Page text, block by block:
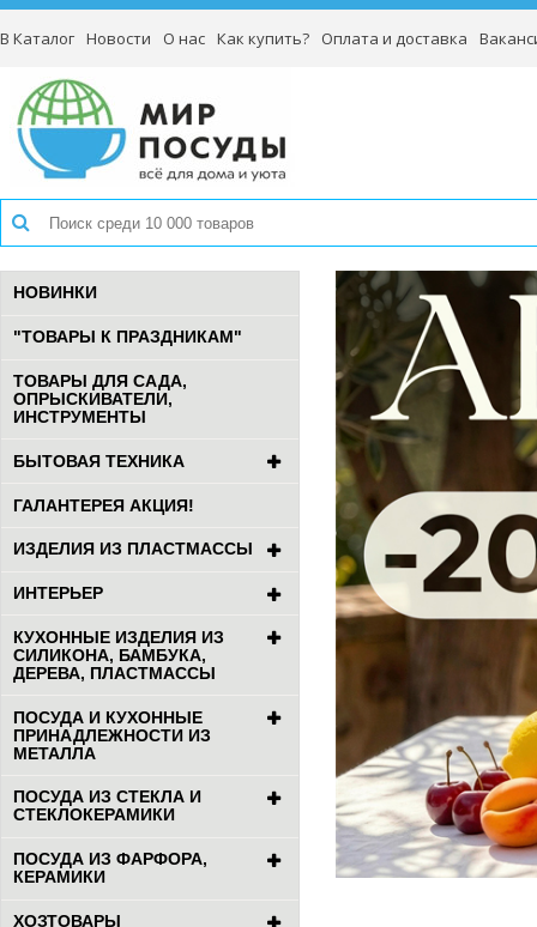
В Каталог Новости О нас Как купить? Оплата и доставка
НОВИНКИ
"ТОВАРЫ К ПРАЗДНИКАМ"
ТОВАРЫ ДЛЯ САДА,
ОПРЫСКИВАТЕЛИ,
ИНСТРУМЕНТЫ
БЫТОВАЯ ТЕХНИКА
ГАЛАНТЕРЕЯ АКЦИЯ!
ИЗДЕЛИЯ ИЗ ПЛАСТМАССЫ
ИНТЕРЬЕР
КУХОННЫЕ ИЗДЕЛИЯ ИЗ
СИЛИКОНА, БАМБУКА,
ДЕРЕВА, ПЛАСТМАССЫ
ПОСУДА И КУХОННЫЕ
ПРИНАДЛЕЖНОСТИ ИЗ
МЕТАЛЛА
ПОСУДА ИЗ СТЕКЛА И
СТЕКЛОКЕРАМИКИ
ПОСУДА ИЗ ФАРФОРА,
КЕРАМИКИ
ХОЗТОВАРЫ